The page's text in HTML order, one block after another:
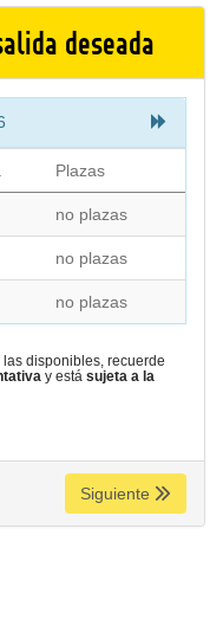
deseada
Plazas
no plazas
no plazas
no plazas
disponibles, recuerde
y está sujeta a la
Siguiente